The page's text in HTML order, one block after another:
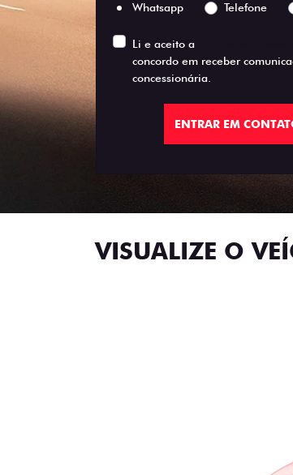
Whatsapp
Telefone
Li e aceito a
concordo em receber
concessionária.
ENTRAR EM
VISUALIZE O